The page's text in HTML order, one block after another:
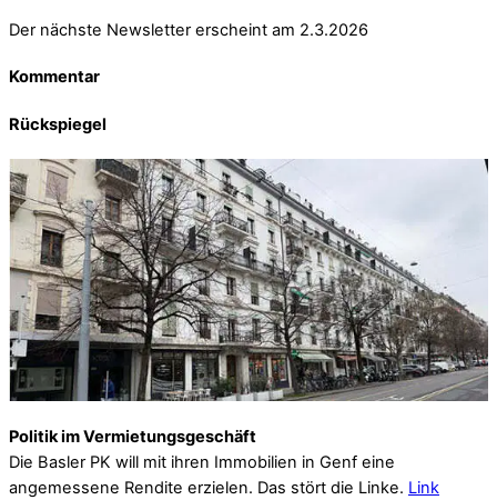
Der nächste Newsletter erscheint am 2.3.2026
Kommentar
Rückspiegel
Politik im Vermietungsgeschäft
Die Basler PK will mit ihren Immobilien in Genf eine
angemessene Rendite erzielen. Das stört die Linke. Link